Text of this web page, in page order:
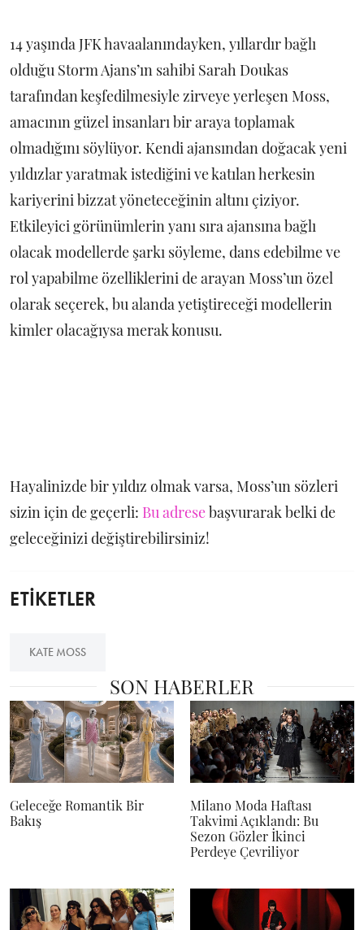
14 yaşında JFK havaalanındayken, yıllardır bağlı
olduğu Storm Ajans’ın sahibi Sarah Doukas
tarafından keşfedilmesiyle zirveye yerleşen Moss,
amacının güzel insanları bir araya toplamak
olmadığını söylüyor. Kendi ajansından doğacak yeni
yıldızlar yaratmak istediğini ve katılan herkesin
kariyerini bizzat yöneteceğinin altını çiziyor.
Etkileyici görünümlerin yanı sıra ajansına bağlı
olacak modellerde şarkı söyleme, dans edebilme ve
rol yapabilme özelliklerini de arayan Moss’un özel
olarak seçerek, bu alanda yetiştireceği modellerin
kimler olacağıysa merak konusu.
Hayalinizde bir yıldız olmak varsa, Moss’un sözleri
sizin için de geçerli: Bu adresebaşvurarak belki de
geleceğinizi değiştirebilirsiniz!
ETİKETLER
KATE MOSS
SON HABERLER
Geleceğe Romantik Bir
Bakış
Milano Moda Haftası
Takvimi Açıklandı: Bu
Sezon Gözler İkinci
Perdeye Çevriliyor